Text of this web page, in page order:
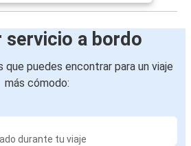
servicio a bordo
que puedes encontrar para un viaje
más cómodo:
durante tu viaje